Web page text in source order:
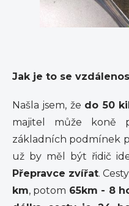
Jak je to se
Našla jsem, že do 50
majitel může koně
základních podmínek
už by měl být řidič
Přepravce zvířat.
km, potom 65km - 8